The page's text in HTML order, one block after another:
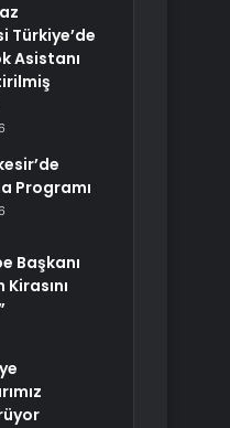
Türkiye’de
Asistanı
Programı
Başkanı